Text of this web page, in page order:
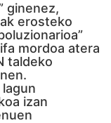
ginenez,
erosteko
mordoa atera
taldeko
izan